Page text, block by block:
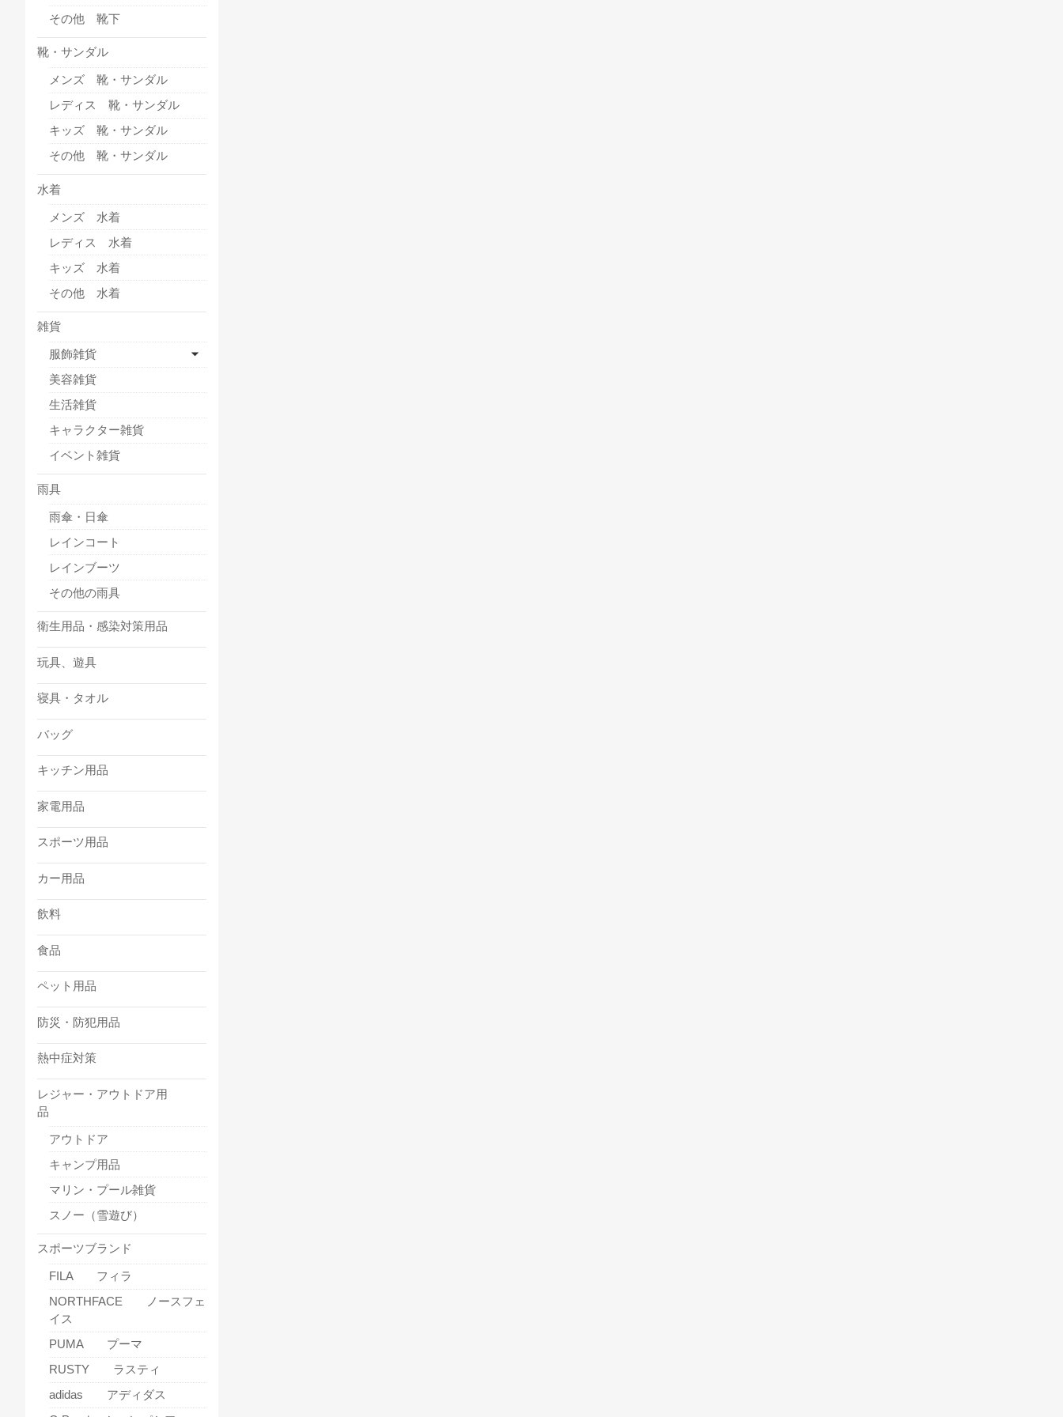
その他 靴下
靴・サンダル
メンズ 靴・サンダル
レディス 靴・サンダル
キッズ 靴・サンダル
その他 靴・サンダル
水着
メンズ 水着
レディス 水着
キッズ 水着
その他 水着
雑貨
服飾雑貨
美容雑貨
生活雑貨
キャラクター雑貨
イベント雑貨
雨具
雨傘・日傘
レインコート
レインブーツ
その他の雨具
衛生用品・感染対策用品
玩具、遊具
寝具・タオル
バッグ
キッチン用品
家電用品
スポーツ用品
カー用品
飲料
食品
ペット用品
防災・防犯用品
熱中症対策
レジャー・アウトドア用
品
アウトドア
キャンプ用品
マリン・プール雑貨
スノー（雪遊び）
スポーツブランド
FILA フィラ
NORTHFACE ノースフェ
イス
PUMA プーマ
RUSTY ラスティ
adidas アディダス